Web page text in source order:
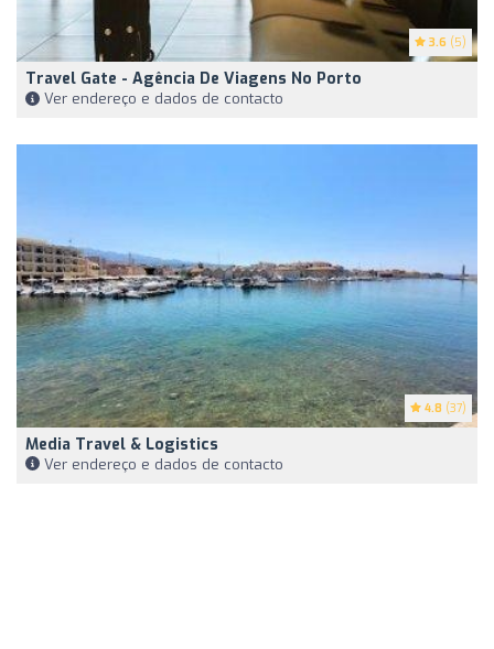
3.6 (5)
Travel Gate - Agência De Viagens No Porto
Ver endereço e dados de contacto
4.8 (37)
Media Travel & Logistics
Ver endereço e dados de contacto